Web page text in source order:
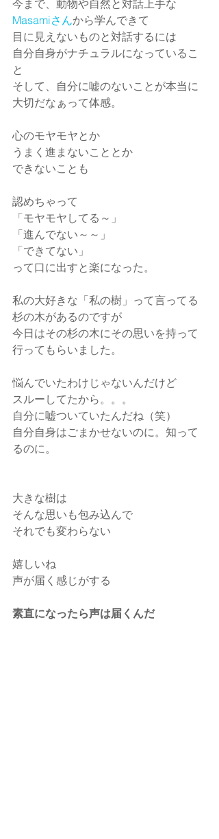
今まで、動物や自然と対話上手な
Masamiさんから学んできて
目に見えないものと対話するには
自分自身がナチュラルになっているこ
と
そして、自分に嘘のないことが本当に
大切だなぁって体感。
心のモヤモヤとか
うまく進まないこととか
できないことも
認めちゃって
「モヤモヤしてる～」
「進んでない～～」
「できてない」
って口に出すと楽になった。
私の大好きな「私の樹」って言ってる
杉の木があるのですが
今日はその杉の木にその思いを持って
行ってもらいました。
悩んでいたわけじゃないんだけど
スルーしてたから。。。
自分に嘘ついていたんだね（笑）
自分自身はごまかせないのに。知って
るのに。
大きな樹は
そんな思いも包み込んで
それでも変わらない
嬉しいね
声が届く感じがする
素直になったら声は届くんだ